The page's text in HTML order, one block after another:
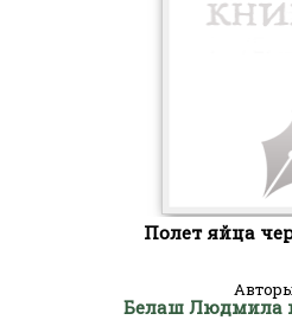
Полет яйца
Белаш Людмила